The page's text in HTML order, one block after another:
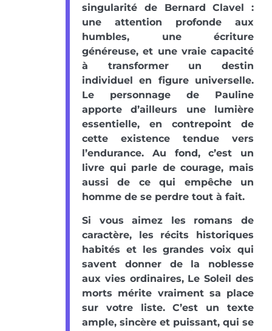
singularité de Bernard Clavel :
une attention profonde aux
humbles, une écriture
généreuse, et une vraie capacité
à transformer un destin
individuel en figure universelle.
Le personnage de Pauline
apporte d’ailleurs une lumière
essentielle, en contrepoint de
cette existence tendue vers
l’endurance. Au fond, c’est un
livre qui parle de courage, mais
aussi de ce qui empêche un
homme de se perdre tout à fait.
Si vous aimez les romans de
caractère, les récits historiques
habités et les grandes voix qui
savent donner de la noblesse
aux vies ordinaires, Le Soleil des
morts mérite vraiment sa place
sur votre liste. C’est un texte
ample, sincère et puissant, qui se